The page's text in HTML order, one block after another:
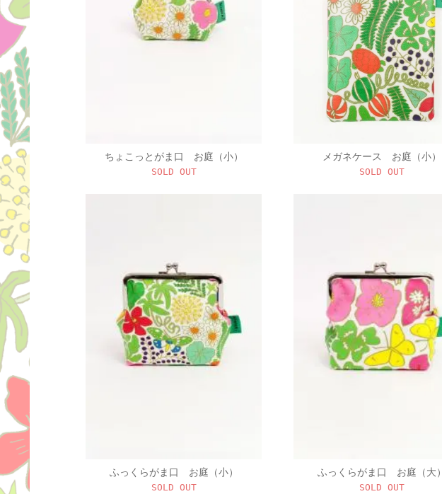
ちょこっとがま口 お庭（小）
SOLD OUT
メガネケース お庭（小）
SOLD OUT
ふっくらがま口 お庭（小）
SOLD OUT
ふっくらがま口 お庭（大）
SOLD OUT